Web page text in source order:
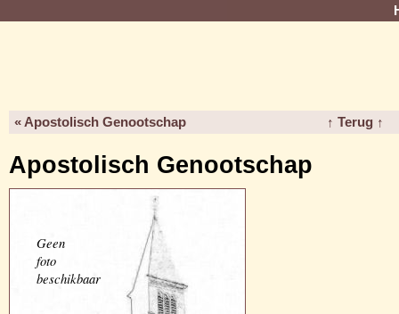
« Apostolisch Genootschap ↑ Terug ↑
Apostolisch Genootschap
Geen
foto
beschikbaar